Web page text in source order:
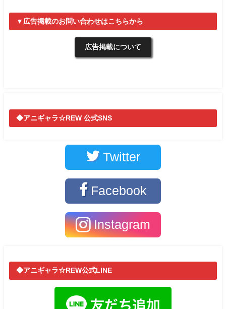
▼広告掲載のお問い合わせはこちらから
広告掲載について
◆アニギャラ☆REW 公式SNS
Twitter
Facebook
Instagram
◆アニギャラ☆REW公式LINE